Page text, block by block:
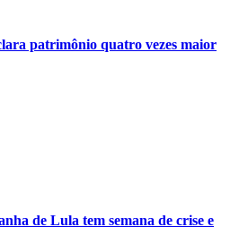
patrimônio quatro vezes maior
de Lula tem semana de crise e